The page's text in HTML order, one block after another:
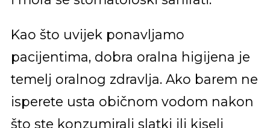
Kao što uvijek ponavljamo
pacijentima, dobra oralna higijena je
temelj oralnog zdravlja. Ako barem ne
isperete usta običnom vodom nakon
što ste konzumirali slatki ili kiseli